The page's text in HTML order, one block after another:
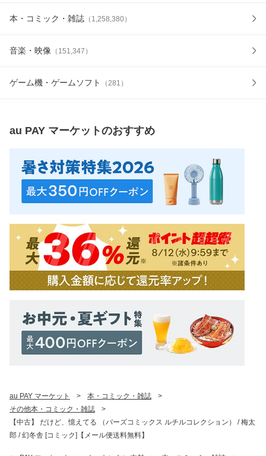
本・コミック・雑誌 （ 1,258,380）
音楽・映像 （ 151,347 ）
ゲーム機・ゲームソフト （281 ）
au PAY マーケットのおすすめ
au PAY マーケット > 本・コミック・雑誌
>
その他本・コミック・雑誌
>
【中古】 だけど、憶えてる （バーズコミックス ルチルコレクション） / 梅太
郎 / 幻冬舎 [コミック]【メール便送料無料】